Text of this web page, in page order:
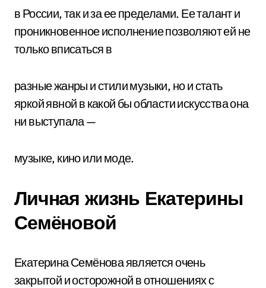
в России, так и за ее пределами. Ее талант и
проникновенное исполнение позволяют ей не
только вписаться в
разные жанры и стили музыки, но и стать
яркой явной в какой бы области искусства она
ни выступала —
музыке, кино или моде.
Личная жизнь Екатерины
Семёновой
Екатерина Семёнова является очень
закрытой и осторожной в отношениях с